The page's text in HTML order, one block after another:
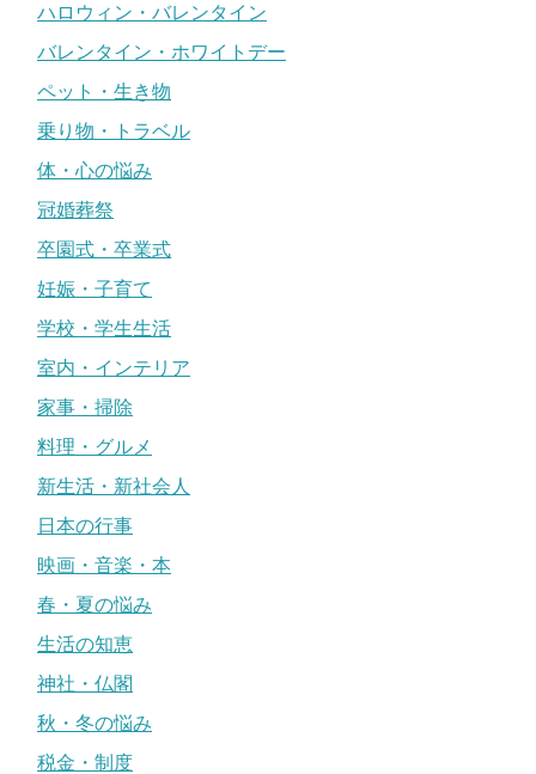
ハロウィン・バレンタイン
バレンタイン・ホワイトデー
ペット・生き物
乗り物・トラベル
体・心の悩み
冠婚葬祭
卒園式・卒業式
妊娠・子育て
学校・学生生活
室内・インテリア
家事・掃除
料理・グルメ
新生活・新社会人
日本の行事
映画・音楽・本
春・夏の悩み
生活の知恵
神社・仏閣
秋・冬の悩み
税金・制度